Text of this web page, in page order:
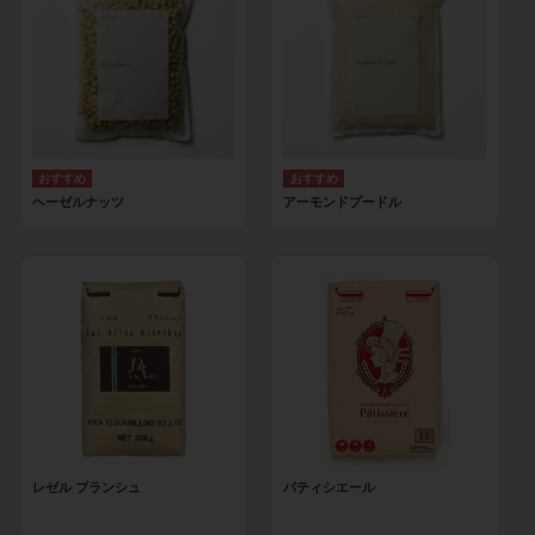
ヘーゼルナッツ アーモンドプードル
レゼル ブランシュ パティシエール